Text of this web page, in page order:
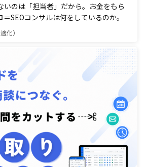
いのは「担当者」だから。お金をもら
SEOコンサルは何をしているのか。
化）